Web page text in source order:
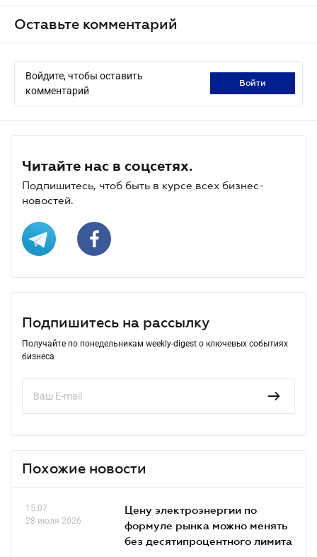
Оставьте комментарий
Войдите, чтобы оставить
комментарий
войти
Читайте нас в соцсетях.
Подпишитесь, чтоб быть в курсе всех бизнес-
новостей.
Подпишитесь на рассылку
Получайте по понедельникам weekly-digest о ключевых событиях
бизнеса
Похожие новости
15.07
28 июля 2026
Цену электроэнергии по
формуле рынка можно менять
без десятипроцентного лимита